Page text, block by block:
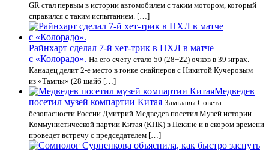
GR стал первым в истории автомобилем с таким мотором, который
справился с таким испытанием. […]
Райнхарт сделал 7-й хет-трик в НХЛ в матче
с «Колорадо». На его счету стало 50 (28+22) очков в 39 играх.
Канадец делит 2-е место в гонке снайперов с Никитой Кучеровым
из «Тампы» (28 шайб […]
Медведев
посетил музей компартии Китая Замглавы Совета
безопасности России Дмитрий Медведев посетил Музей истории
Коммунистической партии Китая (КПК) в Пекине и в скором времени
проведет встречу с председателем […]